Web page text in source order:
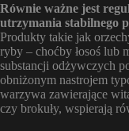
Równie ważne jest
utrzymania stabilnego
Produkty takie jak
ryby – choćby łosoś lub
substancji odżywczych
obniżonym nastrojem
warzywa zawierające
czy brokuły, wspierają